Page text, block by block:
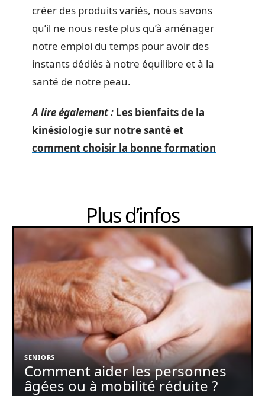
créer des produits variés, nous savons
qu’il ne nous reste plus qu’à aménager
notre emploi du temps pour avoir des
instants dédiés à notre équilibre et à la
santé de notre peau.
A lire également : Les bienfaits de la
kinésiologie sur notre santé et
comment choisir la bonne formation
Plus d’infos
SENIORS
Comment aider les personnes
âgées ou à mobilité réduite ?